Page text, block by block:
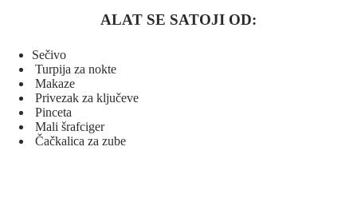
ALAT SE SATOJI OD:
Sečivo
Turpija za nokte
Makaze
Privezak za ključeve
Pinceta
Mali šrafciger
Čačkalica za zube